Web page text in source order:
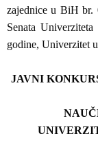
zajednice u BiH br.
Senata
godine, Univerzitet
JAVNI